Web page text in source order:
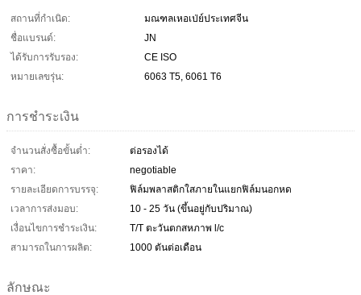
สถานที่กำเนิด:
มณฑลเหอเป่ย์ประเทศจีน
ชื่อแบรนด์:
JN
ได้รับการรับรอง:
CE ISO
หมายเลขรุ่น:
6063 T5, 6061 T6
การชำระเงิน
จำนวนสั่งซื้อขั้นต่ำ:
ต่อรองได้
ราคา:
negotiable
รายละเอียดการบรรจุ:
ฟิล์มพลาสติกใสภายในแยกฟิล์มนอกหด
เวลาการส่งมอบ:
10 - 25 วัน (ขึ้นอยู่กับปริมาณ)
เงื่อนไขการชำระเงิน:
T/T ตะวันตกสหภาพ l/c
สามารถในการผลิต:
1000 ตันต่อเดือน
ลักษณะ